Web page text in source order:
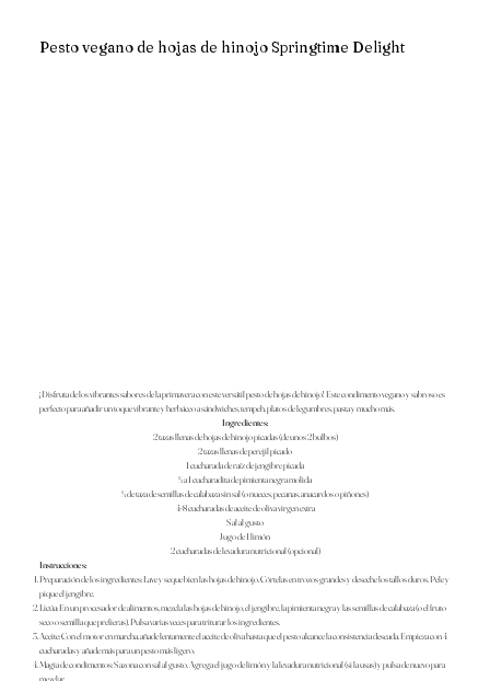
¡Disfruta de los vibrantes sabores de la primavera con este versátil pesto de hojas de hinojo! Este condimento vegano y sabroso es
perfecto para añadir un toque vibrante y herbáceo a sándwiches, tempeh, platos de legumbres, pasta y mucho más.
Ingredientes:
2 tazas llenas de hojas de hinojo picadas (de unos 2 bulbos)
2 tazas llenas de perejil picado
1 cucharada de raíz de jengibre picada
½ a 1 cucharadita de pimienta negra molida
¼ de taza de semillas de calabaza sin sal (o nueces, pecanas, anacardos o piñones)
4-8 cucharadas de aceite de oliva virgen extra
Sal al gusto
Jugo de 1 limón
2 cucharadas de levadura nutricional (opcional)
Instrucciones:
Preparación de los ingredientes: Lave y seque bien las hojas de hinojo. Córtelas en trozos grandes y deseche los tallos duros. Pele y
pique el jengibre.
Licúa: En un procesador de alimentos, mezcla las hojas de hinojo, el jengibre, la pimienta negra y las semillas de calabaza (o el fruto
seco o semilla que prefieras). Pulsa varias veces para triturar los ingredientes.
Aceite: Con el motor en marcha, añade lentamente el aceite de oliva hasta que el pesto alcance la consistencia deseada. Empieza con 4
cucharadas y añade más para un pesto más ligero.
Magia de condimentos: Sazona con sal al gusto. Agrega el jugo de limón y la levadura nutricional (si la usas) y pulsa de nuevo para
mezclar.
Pesto vegano de hojas de hinojo Springtime Delight